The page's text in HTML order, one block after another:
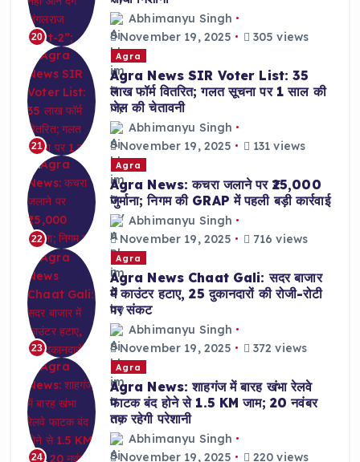
20
Abhimanyu Singh
November 19, 2025
305 views
21
Agra
Agra News SIR Voter List: 35
लाख फॉर्म वितरित; गलत सूचना पर 1 साल की
जेल की चेतावनी
Abhimanyu Singh
November 19, 2025
131 views
22
Agra
Agra News: कचरा जलाने पर ₹25,000
जुर्माना; निगम की GRAP में पहली बड़ी कार्रवाई
Abhimanyu Singh
November 19, 2025
716 views
23
Agra
Agra News Chaat Gali: सदर बाजार
में काउंटर हटाए, 25 दुकानदारों की रोजी-रोटी
पर संकट
Abhimanyu Singh
November 19, 2025
372 views
24
Agra
Agra News: शाहगंज में बारह खंभा रेलवे
फाटक बंद होने से 1.5 KM जाम; 20 नवंबर
तक रहेगी परेशानी
Abhimanyu Singh
November 19, 2025
220 views